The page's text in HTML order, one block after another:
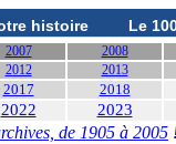
histoire Le
2007
2008
2012 2013
2017 2018
2022 2023
de 1905 à 2005